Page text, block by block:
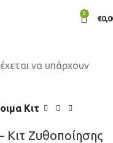
0
€
Κιτ
Κιτ Ζυθοποίησης